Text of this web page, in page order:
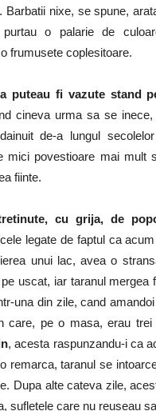
Barbatii nixe, se spune,
o palarie de
frumusete coplesitoare.
puteau fi vazute stand
cineva urma sa se
de-a lungul
mici povestioare mai mult
fiinte.
cu grija, de
legate de faptul ca
unui lac, avea o
uscat, iar taranul
una din zile, cand
care, pe o masa, erau trei
, acesta raspunzandu-i ca
remarca, taranul se
Dupa alte cateva zile,
sufletele care nu reuseau